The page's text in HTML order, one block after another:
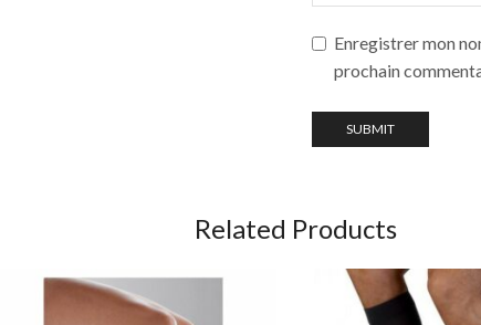
Enregistrer mon
prochain
Related Products